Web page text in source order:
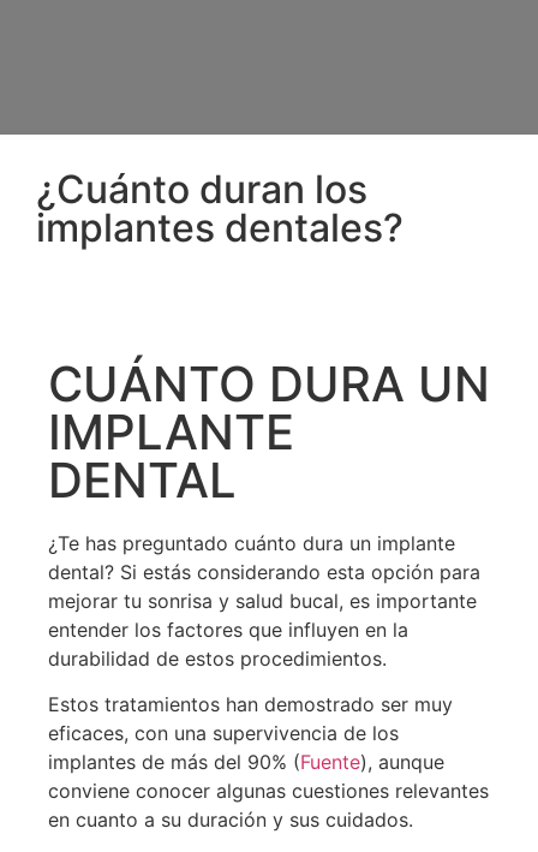
¿Cuánto duran los
implantes dentales?
CUÁNTO DURA UN
IMPLANTE
DENTAL
¿Te has preguntado cuánto dura un implante
dental? Si estás considerando esta opción para
mejorar tu sonrisa y salud bucal, es importante
entender los factores que influyen en la
durabilidad de estos procedimientos.
Estos tratamientos han demostrado ser muy
eficaces, con una supervivencia de los
implantes de más del 90% (Fuente), aunque
conviene conocer algunas cuestiones relevantes
en cuanto a su duración y sus cuidados.